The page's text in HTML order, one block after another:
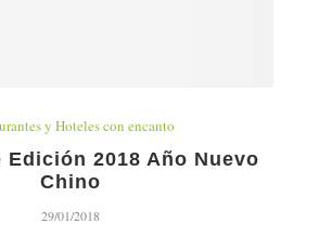
y Hoteles con encanto
Edición 2018 Año Nuevo
Chino
29/01/2018